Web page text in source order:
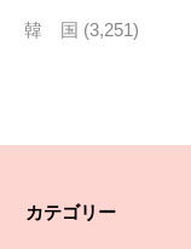
韓 国 (3,251)
カテゴリー